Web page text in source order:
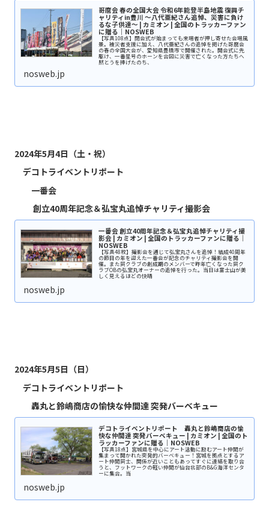
哥麿会 春の全国大会 令和6年能登半島地震 復興チ
ャリティin豊川 〜八代亜紀さん追悼、災害に負け
るな子供達〜 | カミオン | 全国のトラッカーファン
に贈る｜NOSWEB
【写真108点】閉会式が始まっても来場者が押し寄せた会場風
景。被災者支援に加え、八代亜紀さんの追悼を掲げた哥麿会
の春の全国大会が、愛知県豊橋市で開催された。開会式に先
駆け、一番星号のホーンを合図に災害で亡くなった方たちへ
黙とうを捧げたのち、
nosweb.jp
2024年5月4日（土・祝）
デコトライベントリポート
一番会
創立40周年記念＆弘宝丸追悼チャリティ撮影会
一番会 創立40周年記念＆弘宝丸追悼チャリティ撮
影会 | カミオン | 全国のトラッカーファンに贈る｜
NOSWEB
【写真48枚】撮影会を通じて弘宝丸さんを追悼！結成40周年
の節目の年を迎えた一番会が記念のチャリティ撮影会を開
催。また同クラブの創成期のメンバーで昨年亡くなった同ク
ラブOBの弘宝丸オーナーの追悼を行った。当日は富士山が美
しく見えるほどの快晴
nosweb.jp
2024年5月5日（日）
デコトライベントリポート
轟丸と鈴嶋商店の愉快な仲間達 突発バーベキュー
デコトライベントリポート 轟丸と鈴嶋商店の愉
快な仲間達 突発バーベキュー | カミオン | 全国のト
ラッカーファンに贈る｜NOSWEB
【写真18点】宮城県を中心にアート活動に励むアート仲間が
集まって開かれた突発的バーベキュー！宮城を拠点とするア
ート仲間同士、関係が近いこともあってすぐに連絡を取り合
うと、フットワークの軽い仲間が仙台北部のB&G海洋センタ
ーに集合。当
nosweb.jp